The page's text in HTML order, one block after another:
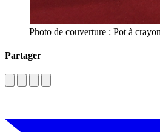
Photo de couverture : Pot à
Partager